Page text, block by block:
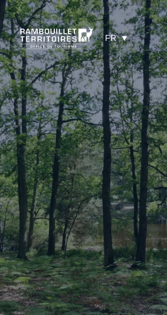
FR
Panneau de gestion des cookies